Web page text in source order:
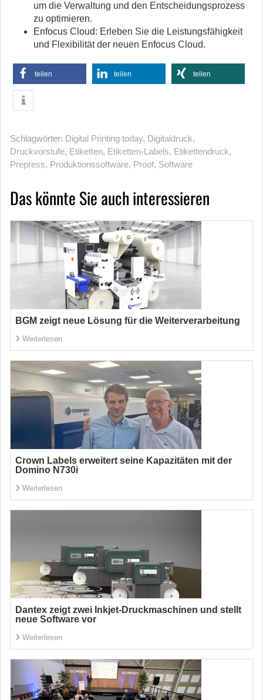
um die Verwaltung und den Entscheidungsprozess
zu optimieren.
Enfocus Cloud: Erleben Sie die Leistungsfähigkeit
und Flexibilität der neuen Enfocus Cloud.
teilen teilen teilen
Schlagwörter: Digital Printing today, Digitaldruck,
Druckvorstufe, Etiketten, Etiketten-Labels, Etikettendruck,
Prepress, Produktionssoftware, Proof, Software
Das könnte Sie auch interessieren
BGM zeigt neue Lösung für die Weiterverarbeitung
Weiterlesen
Crown Labels erweitert seine Kapazitäten mit der
Domino N730i
Weiterlesen
Dantex zeigt zwei Inkjet-Druckmaschinen und stellt
neue Software vor
Weiterlesen